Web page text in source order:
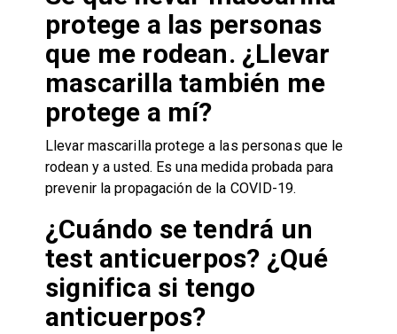
protege a las personas
que me rodean. ¿Llevar
mascarilla también me
protege a mí?
Llevar mascarilla protege a las personas que le
rodean y a usted. Es una medida probada para
prevenir la propagación de la COVID-19.
¿Cuándo se tendrá un
test anticuerpos? ¿Qué
significa si tengo
anticuerpos?